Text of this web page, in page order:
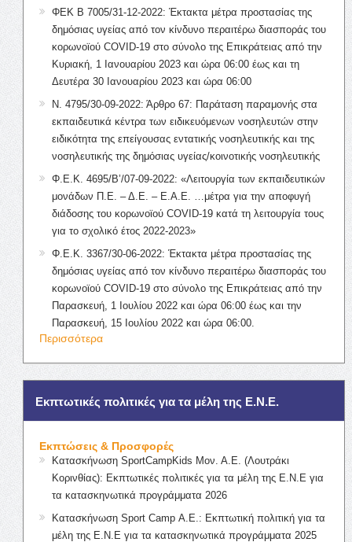
ΦΕΚ Β 7005/31-12-2022: Έκτακτα μέτρα προστασίας της
δημόσιας υγείας από τον κίνδυνο περαιτέρω διασποράς του
κορωνοϊού COVID-19 στο σύνολο της Επικράτειας από την
Κυριακή, 1 Ιανουαρίου 2023 και ώρα 06:00 έως και τη
Δευτέρα 30 Ιανουαρίου 2023 και ώρα 06:00
Ν. 4795/30-09-2022: Άρθρο 67: Παράταση παραμονής στα
εκπαιδευτικά κέντρα των ειδικευόμενων νοσηλευτών στην
ειδικότητα της επείγουσας εντατικής νοσηλευτικής και της
νοσηλευτικής της δημόσιας υγείας/κοινοτικής νοσηλευτικής
Φ.Ε.Κ. 4695/Β’/07-09-2022: «Λειτουργία των εκπαιδευτικών
μονάδων Π.Ε. – Δ.Ε. – Ε.Α.Ε. …μέτρα για την αποφυγή
διάδοσης του κορωνοϊού COVID-19 κατά τη λειτουργία τους
για το σχολικό έτος 2022-2023»
Φ.Ε.Κ. 3367/30-06-2022: Έκτακτα μέτρα προστασίας της
δημόσιας υγείας από τον κίνδυνο περαιτέρω διασποράς του
κορωνοϊού COVID-19 στο σύνολο της Επικράτειας από την
Παρασκευή, 1 Ιουλίου 2022 και ώρα 06:00 έως και την
Παρασκευή, 15 Ιουλίου 2022 και ώρα 06:00.
Περισσότερα
Εκπτωτικές πολιτικές για τα μέλη της Ε.Ν.Ε.
Εκπτώσεις & Προσφορές
Κατασκήνωση SportCampKids Μον. Α.Ε. (Λουτράκι
Κορινθίας): Εκπτωτικές πολιτικές για τα μέλη της Ε.Ν.Ε για
τα κατασκηνωτικά προγράμματα 2026
Κατασκήνωση Sport Camp Α.Ε.: Εκπτωτική πολιτική για τα
μέλη της Ε.Ν.Ε για τα κατασκηνωτικά προγράμματα 2025